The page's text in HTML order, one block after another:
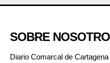
SOBRE
Diario Comarcal de